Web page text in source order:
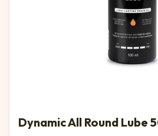
Dynamic All Round Lube